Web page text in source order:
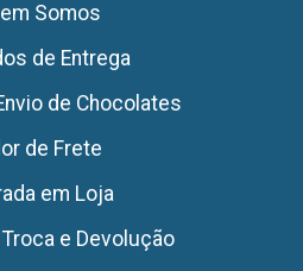
Somos
de Entrega
de Chocolates
de Frete
em Loja
e Devolução